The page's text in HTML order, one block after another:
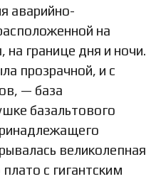
аварийно-
на
границе дня и ночи.
прозрачной, и с
— база
базальтового
великолепная
с гигантским